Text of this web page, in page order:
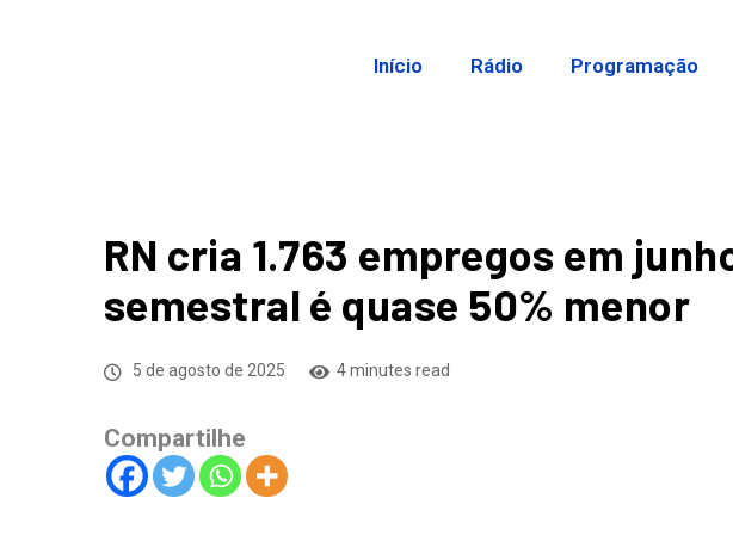
Início Rádio Programação
RN cria 1.763 empregos em
semestral é quase 50% menor
5 de agosto de 2025 4 minutes read
Compartilhe